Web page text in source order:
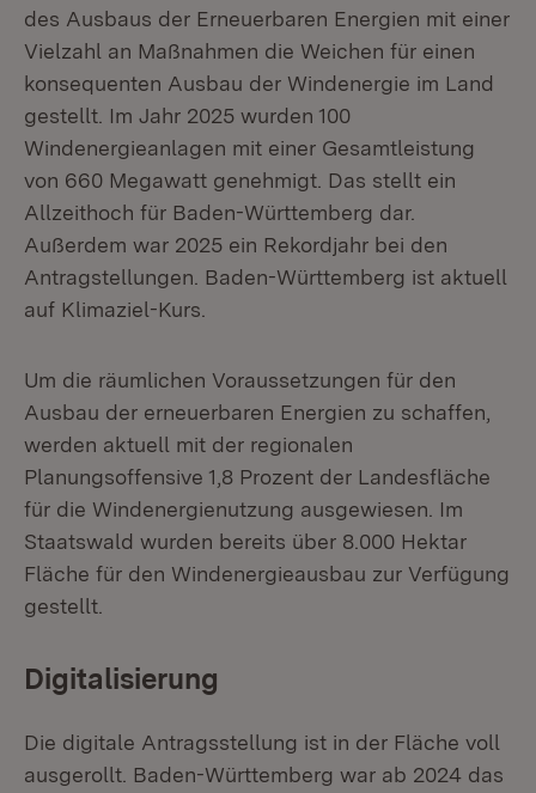
des Ausbaus der Erneuerbaren Energien mit einer
Vielzahl an Maßnahmen die Weichen für einen
konsequenten Ausbau der Windenergie im Land
gestellt. Im Jahr 2025 wurden 100
Windenergieanlagen mit einer Gesamtleistung
von 660 Megawatt genehmigt. Das stellt ein
Allzeithoch für Baden-Württemberg dar.
Außerdem war 2025 ein Rekordjahr bei den
Antragstellungen. Baden-Württemberg ist aktuell
auf Klimaziel-Kurs.
Um die räumlichen Voraussetzungen für den
Ausbau der erneuerbaren Energien zu schaffen,
werden aktuell mit der regionalen
Planungsoffensive 1,8 Prozent der Landesfläche
für die Windenergienutzung ausgewiesen. Im
Staatswald wurden bereits über 8.000 Hektar
Fläche für den Windenergieausbau zur Verfügung
gestellt.
Digitalisierung
Die digitale Antragsstellung ist in der Fläche voll
ausgerollt. Baden-Württemberg war ab 2024 das